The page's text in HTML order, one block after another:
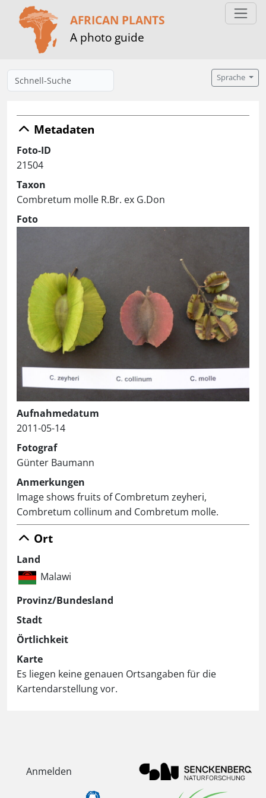
AFRICAN PLANTS
A photo guide
Sprache
Metadaten
Foto-ID
21504
Taxon
Combretum molle R.Br. ex G.Don
Foto
Aufnahmedatum
2011-05-14
Fotograf
Günter Baumann
Anmerkungen
Image shows fruits of Combretum zeyheri,
Combretum collinum and Combretum molle.
Ort
Land
Malawi
Provinz/Bundesland
Stadt
Örtlichkeit
Karte
Es liegen keine genauen Ortsangaben für die
Kartendarstellung vor.
Anmelden